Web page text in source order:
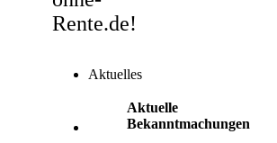
Rente.de!
Aktuelles
Aktuelle
Bekanntmachungen